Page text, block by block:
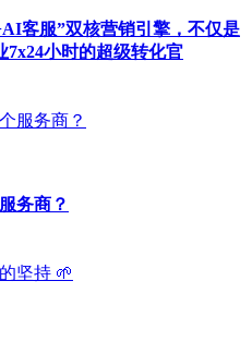
客服”双核营销引擎，不仅是
7x24小时的超级转化官
务商？